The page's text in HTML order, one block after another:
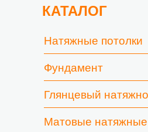
КАТАЛОГ
Натяжные потолки
Фундамент
Глянцевый
Матовые натяжные